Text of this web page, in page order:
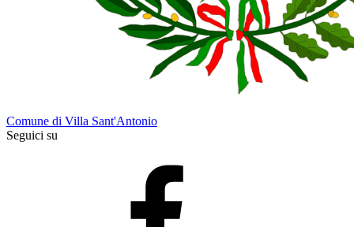
Comune di Villa Sant'Antonio
Seguici su